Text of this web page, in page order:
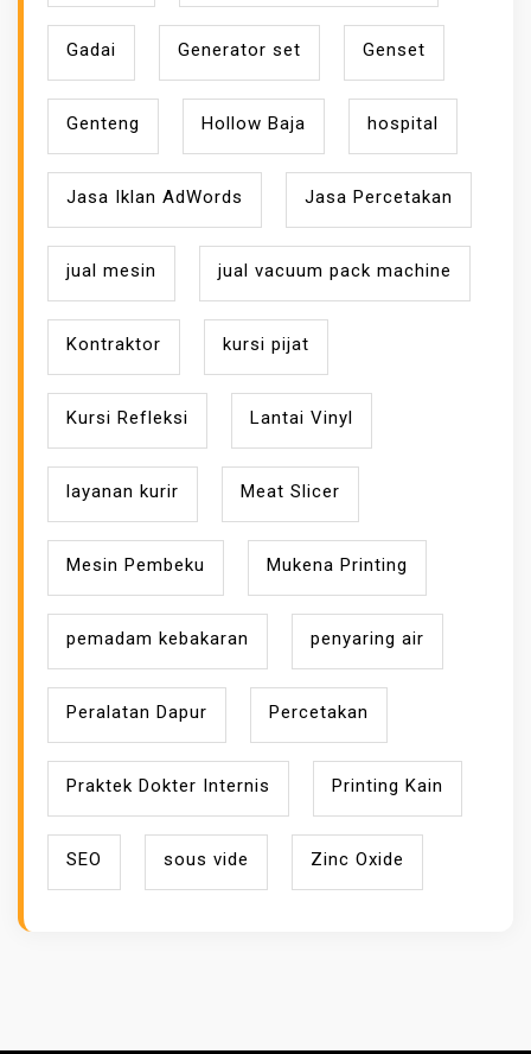
Gadai Generator set Genset
Genteng Hollow Baja hospital
Jasa Iklan AdWords Jasa Percetakan
jual mesin jual vacuum pack machine
Kontraktor kursi pijat
Kursi Refleksi Lantai Vinyl
layanan kurir Meat Slicer
Mesin Pembeku Mukena Printing
pemadam kebakaran penyaring air
Peralatan Dapur Percetakan
Praktek Dokter Internis Printing Kain
SEO sous vide Zinc Oxide